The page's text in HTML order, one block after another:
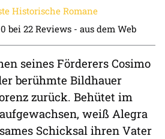
Historische Romane
bei 22 Reviews - aus dem Web
seines Förderers Cosimo
berühmte Bildhauer
zurück. Behütet im
weiß Alegra
Schicksal ihren Vater